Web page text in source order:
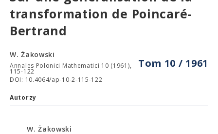
transformation de Poincaré-
Bertrand
Tom 10 / 1961
W. Żakowski
Annales Polonici Mathematici 10 (1961),
115-122
DOI: 10.4064/ap-10-2-115-122
Autorzy
W. Żakowski